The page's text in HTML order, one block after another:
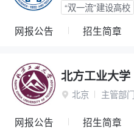
“双一流”建设高校
网报公告 招生简章
北方工业大学
 北京 主管部门
网报公告 招生简章